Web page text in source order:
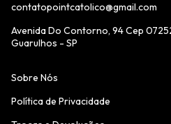
contatopointcatolico@gmail.com
Avenida Do Contorno, 94 Cep
Guarulhos - SP
Sobre Nós
Política de Privacidade